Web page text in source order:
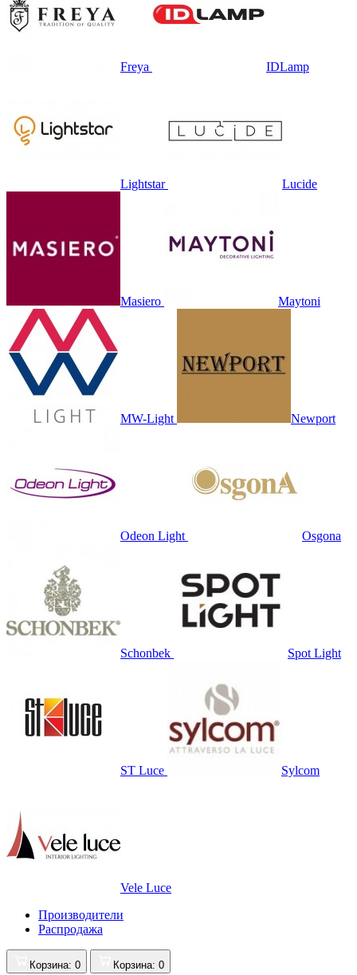
Freya IDLamp
Lightstar Lucide
Masiero Maytoni
MW-Light Newport
Odeon Light Osgona
Schonbek Spot Light
ST Luce Sylcom
Vele Luce
Производители
Распродажа
Корзина: 0 Корзина: 0